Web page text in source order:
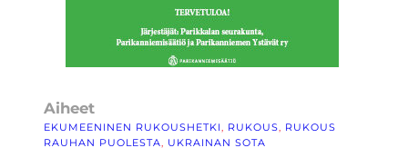
Aiheet
EKUMEENINEN RUKOUSHETKI, RUKOUS, RUKOUS
RAUHAN PUOLESTA, UKRAINAN SOTA